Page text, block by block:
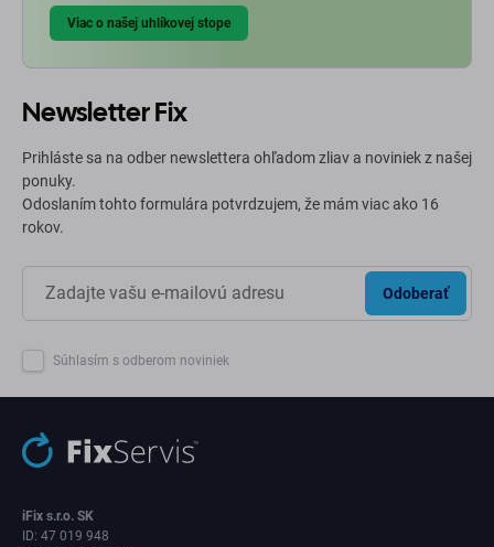
Viac o našej uhlíkovej stope
Newsletter Fix
Prihláste sa na odber newslettera ohľadom zliav a noviniek z našej
ponuky.
Odoslaním tohto formulára potvrdzujem, že mám viac ako 16
rokov.
Odoberať
Súhlasím s odberom noviniek
iFix s.r.o. SK
ID: 47 019 948